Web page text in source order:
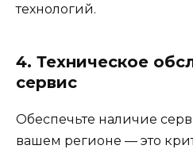
технологий.
4. Техническое
сервис
Обеспечьте наличие
вашем регионе — это